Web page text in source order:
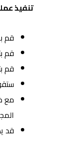
تنفيذ
قم
قم
قم
مع
قد